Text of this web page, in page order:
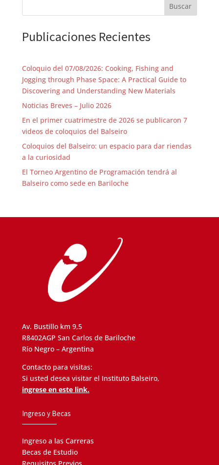
Buscar
Publicaciones Recientes
Coloquio del 07/08/2026: Cooking, Fishing and
Jogging through Phase Space: A Practical Guide to
Discovering and Understanding New Materials
Noticias Breves – Julio 2026
En el primer cuatrimestre de 2026 se publicaron 7
videos de coloquios del Balseiro
Coloquios del Balseiro: un espacio para dar riendas
a la curiosidad
El Torneo Argentino de Programación tendrá al
Balseiro como sede en Bariloche
Av. Bustillo km 9,5
R8402AGP San Carlos de Bariloche
Río Negro – Argentina
Contacto para visitas:
Si usted desea visitar el Instituto Balseiro,
ingrese en este link.
Ingreso y Becas
Ingreso a las Carreras
Becas de Estudio